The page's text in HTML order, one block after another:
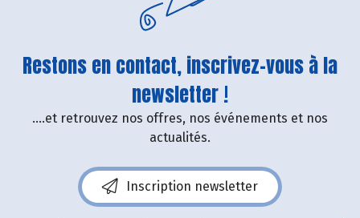
Restons en contact, inscrivez-vous à la
newsletter !
....et retrouvez nos offres, nos événements et nos
actualités.
Inscription newsletter